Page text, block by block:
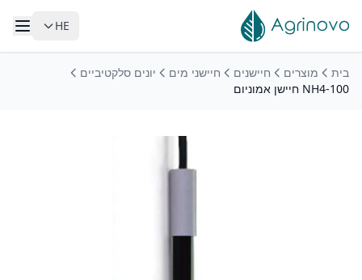
HE
בית מוצרים חיישנים חיישני מים
יונים סלקטיביים
NH4-100 חיישן אמוניום